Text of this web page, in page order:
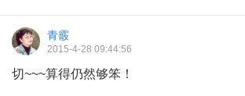
青霰
2015-4-28 09:44:56
切~~~算得仍然够笨！